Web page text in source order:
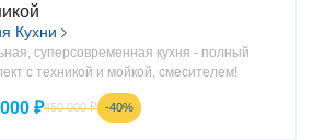
Кухни
суперсовременная кухня - полный
с техникой и мойкой, смесителем!
₽450 000 ₽ -40%